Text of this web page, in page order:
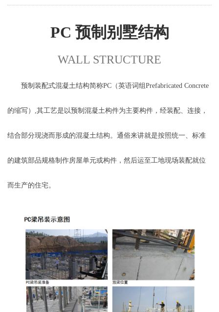
PC 预制别墅结构
WALL STRUCTURE
预制装配式混凝土结构简称PC（英语词组Prefabricated Concrete
的缩写）,其工艺是以预制混凝土构件为主要构件，经装配、连接，
结合部分现浇而形成的混凝土结构。通俗来讲就是按照统一、标准
的建筑部品规格制作房屋单元或构件，然后运至工地现场装配就位
而生产的住宅。